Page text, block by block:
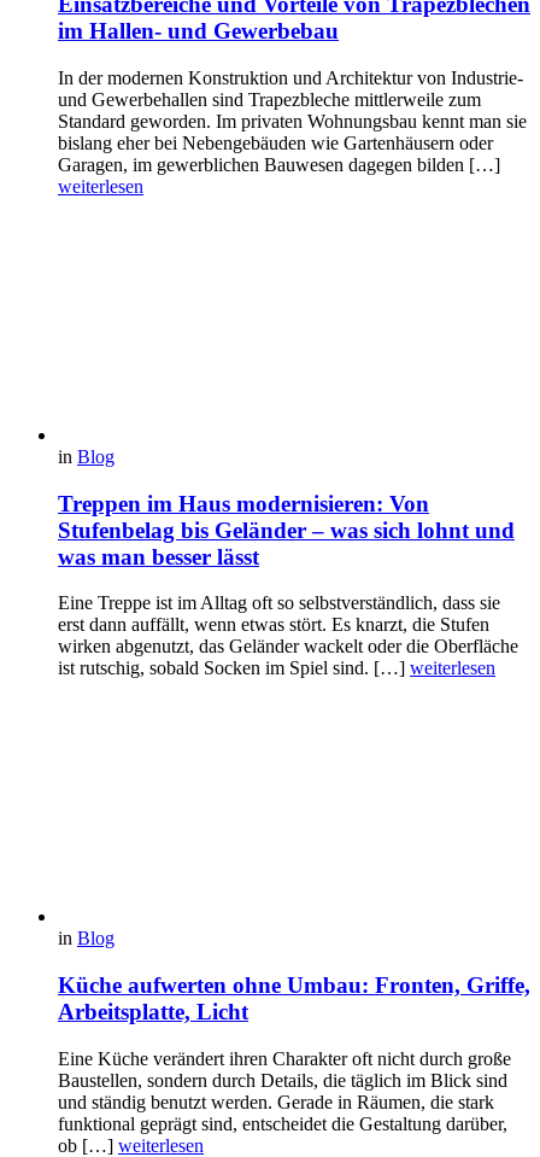
im Hallen- und Gewerbebau
In der modernen Konstruktion und Architektur von Industrie-
und Gewerbehallen sind Trapezbleche mittlerweile zum
Standard geworden. Im privaten Wohnungsbau kennt man sie
bislang eher bei Nebengebäuden wie Gartenhäusern oder
Garagen, im gewerblichen Bauwesen dagegen bilden […]
weiterlesen
in Blog
Treppen im Haus modernisieren: Von
Stufenbelag bis Geländer – was sich lohnt und
was man besser lässt
Eine Treppe ist im Alltag oft so selbstverständlich, dass sie
erst dann auffällt, wenn etwas stört. Es knarzt, die Stufen
wirken abgenutzt, das Geländer wackelt oder die Oberfläche
ist rutschig, sobald Socken im Spiel sind. […] weiterlesen
in Blog
Küche aufwerten ohne Umbau: Fronten, Griffe,
Arbeitsplatte, Licht
Eine Küche verändert ihren Charakter oft nicht durch große
Baustellen, sondern durch Details, die täglich im Blick sind
und ständig benutzt werden. Gerade in Räumen, die stark
funktional geprägt sind, entscheidet die Gestaltung darüber,
ob […] weiterlesen